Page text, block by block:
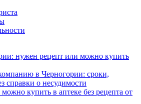
нужен рецепт или можно купить
в Черногории: сроки,
справки о несудимости
купить в аптеке без рецепта от